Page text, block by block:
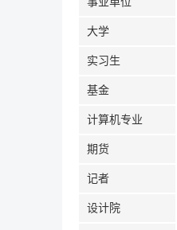
大学
实习生
基金
计算机专业
期货
记者
设计院